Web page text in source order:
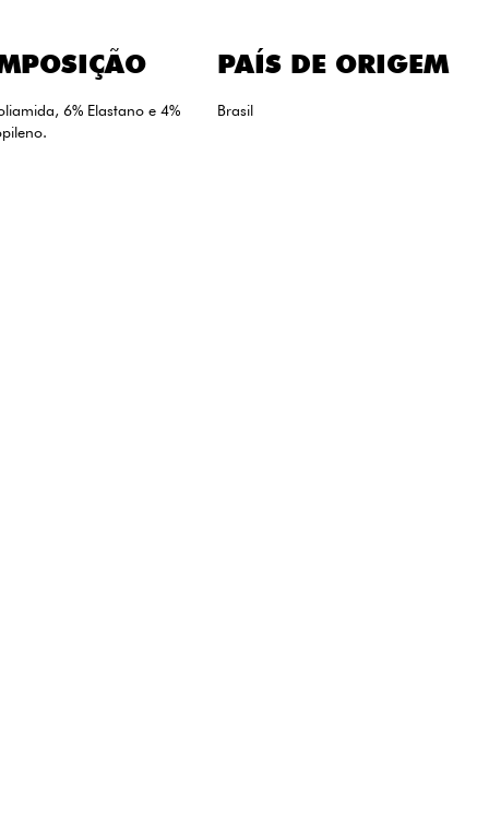
6% Elastano e 4%
PAÍS DE ORIGEM
Brasil